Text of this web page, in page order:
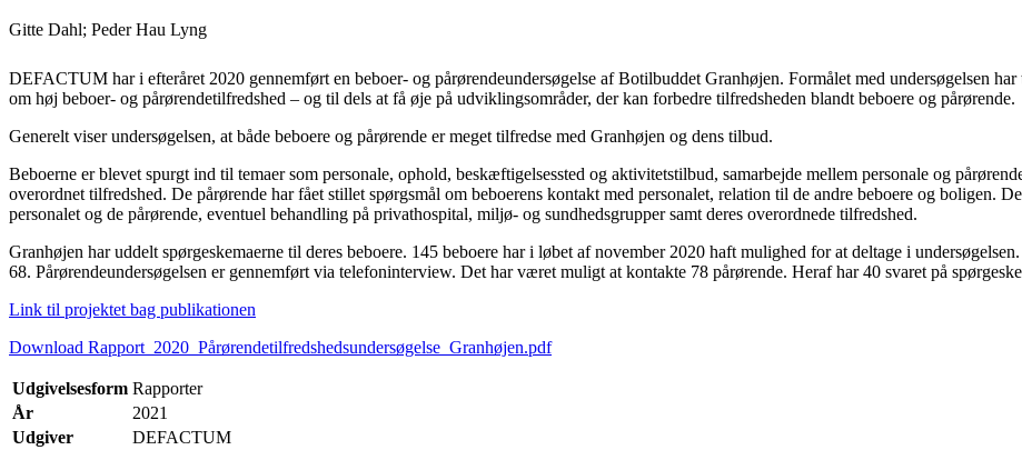
Gitte Dahl; Peder Hau Lyng
DEFACTUM har i efteråret 2020 gennemført en beboer- og pårørendeundersøgelse af Botilbuddet Granhøjen. Formålet med undersøgelsen
om høj beboer- og pårørendetilfredshed – og til dels at få øje på udviklingsområder, der kan forbedre tilfredsheden blandt beboere og pårørende.
Generelt viser undersøgelsen, at både beboere og pårørende er meget tilfredse med Granhøjen og dens tilbud.
Beboerne er blevet spurgt ind til temaer som personale, ophold, beskæftigelsessted og aktivitetstilbud, samarbejde mellem personale og
overordnet tilfredshed. De pårørende har fået stillet spørgsmål om beboerens kontakt med personalet, relation til de andre beboere og boligen.
personalet og de pårørende, eventuel behandling på privathospital, miljø- og sundhedsgrupper samt deres overordnede tilfredshed.
Granhøjen har uddelt spørgeskemaerne til deres beboere. 145 beboere har i løbet af november 2020 haft mulighed for at deltage i
68. Pårørendeundersøgelsen er gennemført via telefoninterview. Det har været muligt at kontakte 78 pårørende. Heraf har 40 svaret på
Link til projektet bag publikationen
Download Rapport_2020_Pårørendetilfredshedsundersøgelse_Granhøjen.pdf
Udgivelsesform Rapporter
År
2021
Udgiver
DEFACTUM